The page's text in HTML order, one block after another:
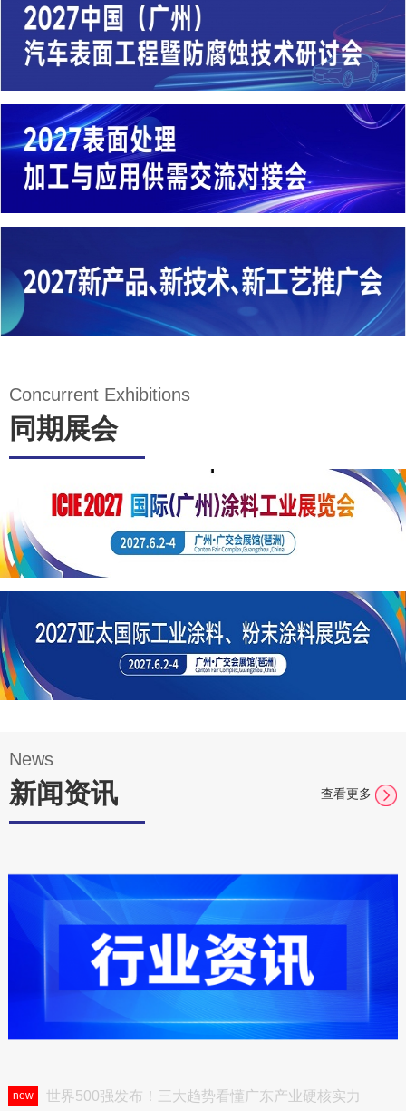
Concurrent Exhibitions
同期展会
News
新闻资讯 查看更多
new 世界500强发布！三大趋势看懂广东产业硬核实力
三、
专业
UFI全球
唯一认
证表面
展，专
业性及
国际化
不容置
多
观考察
活动
个不同
需求。